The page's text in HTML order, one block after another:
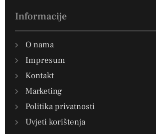
Informacije
O nama
Impresum
Kontakt
Marketing
Politika privatnosti
Uvjeti korištenja